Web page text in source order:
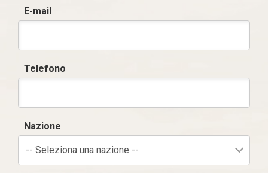
E-mail
Telefono
Nazione
-- Seleziona una nazione --